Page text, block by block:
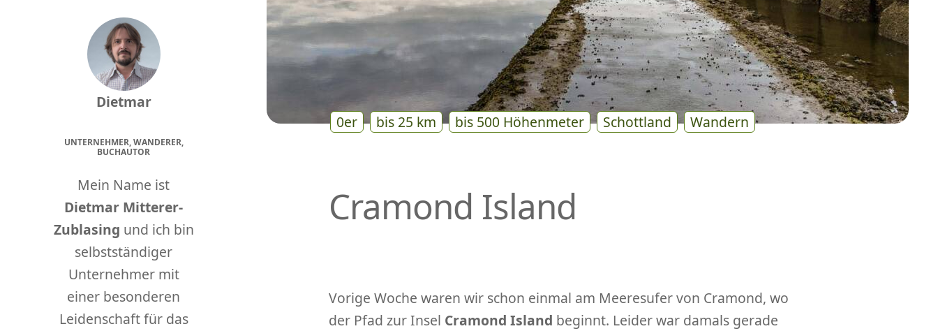
0er bis 25 km bis 500 Höhenmeter Schottland Wandern
Cramond Island
Vorige Woche waren wir schon einmal am Meeresufer von Cramond, wo
der Pfad zur Insel Cramond Island beginnt. Leider war damals gerade
Dietmar
UNTERNEHMER, WANDERER,
BUCHAUTOR
Mein Name ist
Dietmar Mitterer-
Zublasing und ich bin
selbstständiger
Unternehmer mit
einer besonderen
Leidenschaft für das